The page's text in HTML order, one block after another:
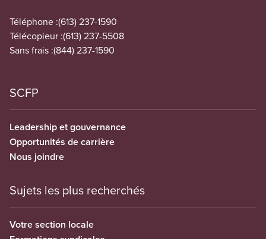
Téléphone :(613) 237-1590
Télécopieur :(613) 237-5508
Sans frais :(844) 237-1590
SCFP
Leadership et gouvernance
Opportunités de carrière
Nous joindre
Sujets les plus recherchés
Votre section locale